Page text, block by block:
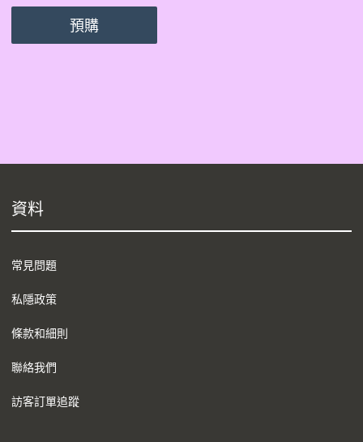
預購
資料
常見問題
私隱政策
條款和細則
聯絡我們
訪客訂單追蹤